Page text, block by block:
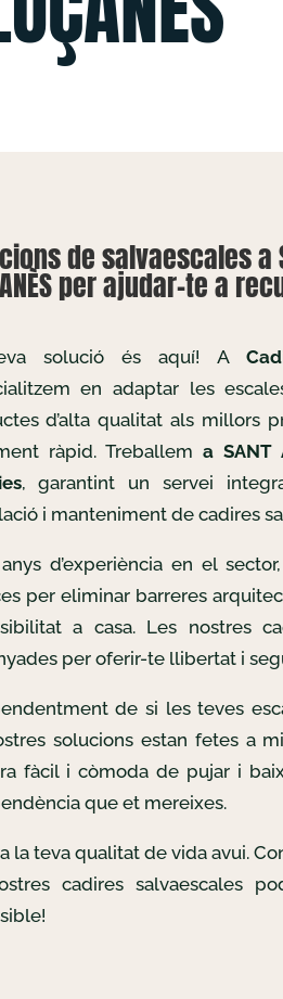
de salvaescales a
per ajudar-te a
solució és aquí! A
en adaptar les
d’alta qualitat als millors
ràpid. Treballem a SANT
, garantint un servei
i manteniment de cadires
d’experiència en el
per eliminar barreres
a casa. Les nostres
per oferir-te llibertat i
de si les teves
solucions estan fetes a
fàcil i còmoda de pujar i
que et mereixes.
la teva qualitat de vida avui.
cadires salvaescales